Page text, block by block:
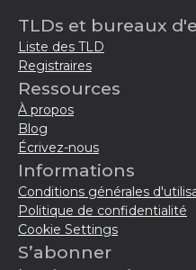
TLDs et bureaux
Liste des TLD
Registraires
Ressources
À propos
Blog
Écrivez-nous
Informations
Conditions générales
Politique de confidentialité
Cookie Settings
S’abonner